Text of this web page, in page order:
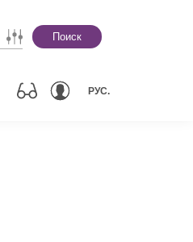
Поиск
РУС.